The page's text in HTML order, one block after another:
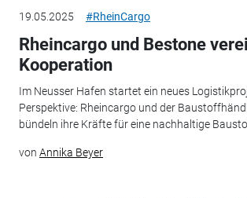
19.05.2025 #RheinCargo
Rheincargo und Bestone
Kooperation
Im Neusser Hafen startet ein neues
Perspektive: Rheincargo und der
bündeln ihre Kräfte für eine nachhaltige
von Annika Beyer